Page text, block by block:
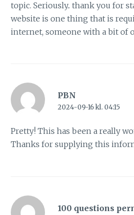
topic. Seriously.. thank you for
website is one thing that is
internet, someone with a bit of
PBN
2024-09-16 kl. 04:15
Pretty! This has been a really
Thanks for supplying this
100 questions